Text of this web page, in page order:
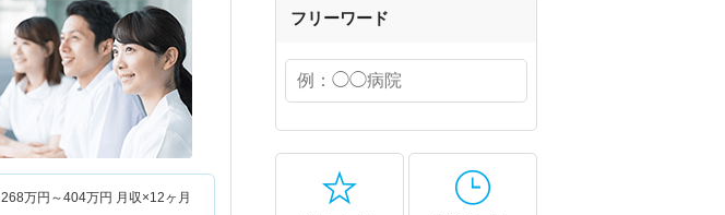
268万円～404万円 月収×12ヶ月
フリーワード